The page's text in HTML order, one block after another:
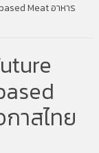
Meat อาหาร
าสไทย